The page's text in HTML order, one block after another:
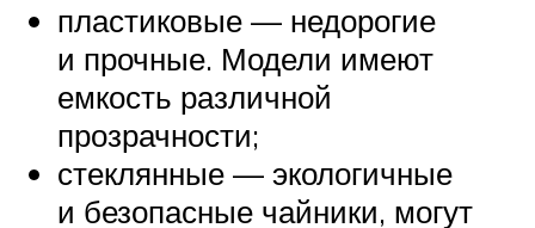
пластиковые — недорогие
и прочные. Модели имеют
емкость различной
прозрачности;
стеклянные — экологичные
и безопасные чайники, могут